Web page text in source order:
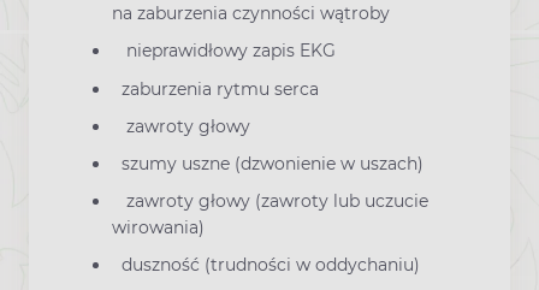
na zaburzenia czynności wątroby
nieprawidłowy zapis EKG
zaburzenia rytmu serca
zawroty głowy
szumy uszne (dzwonienie w uszach)
zawroty głowy (zawroty lub uczucie
wirowania)
duszność (trudności w oddychaniu)